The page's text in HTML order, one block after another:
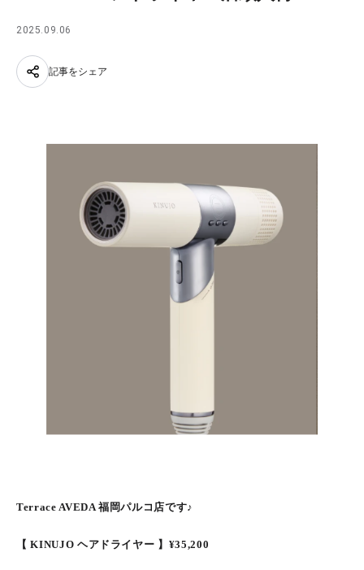
2025.09.06
記事をシェア
Terrace AVEDA 福岡パルコ店です♪
【 KINUJO ヘアドライヤー 】¥35,200